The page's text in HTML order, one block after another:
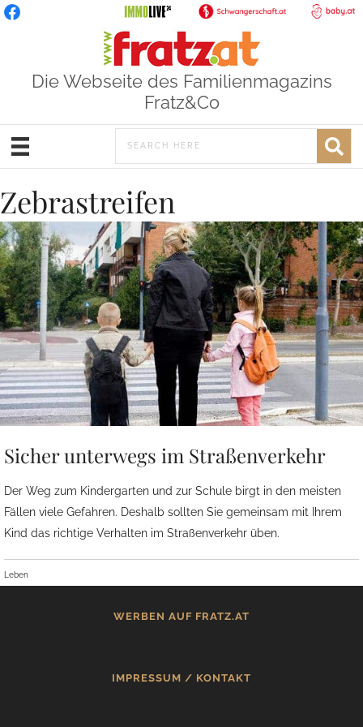
Die Webseite des Familienmagazins
Fratz&Co
Zebrastreifen
Sicher unterwegs im Straßenverkehr
Der Weg zum Kindergarten und zur Schule birgt in den meisten
Fällen viele Gefahren. Deshalb sollten Sie gemeinsam mit Ihrem
Kind das richtige Verhalten im Straßenverkehr üben.
Leben
WERBEN AUF FRATZ.AT
IMPRESSUM / KONTAKT